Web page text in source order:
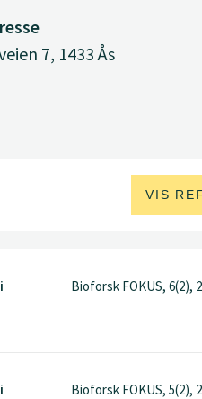
7, 1433 Ås
VIS
Bioforsk FOKUS, 6(2),
Bioforsk FOKUS, 5(2),